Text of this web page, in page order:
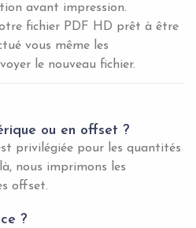
avant impression.
fichier PDF HD prêt à être
vous même les
le nouveau fichier.
ou en offset ?
privilégiée pour les quantités
nous imprimons les
offset.
?